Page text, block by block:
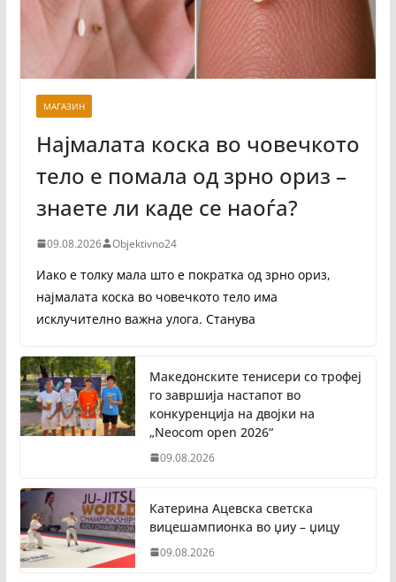
МАГАЗИН
Најмалата коска во човечкото
тело е помала од зрно ориз –
знаете ли каде се наоѓа?
09.08.2026 Objektivno24
Иако е толку мала што е пократка од зрно ориз,
најмалата коска во човечкото тело има
исклучително важна улога. Станува
Македонските тенисери со трофеј
го завршија настапот во
конкуренција на двојки на
„Neocom open 2026“
09.08.2026
Катерина Ацевска светска
вицешампионка во џиу – џицу
09.08.2026